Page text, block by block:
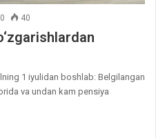
0 40
1 iyulidan boshlab: Belgilangan
va undan kam pensiya